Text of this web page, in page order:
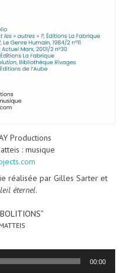
Productions
: musique
réalisée par Gilles Sarter et
éternel.
00:00